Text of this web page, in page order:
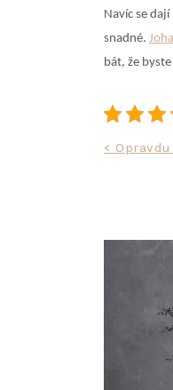
Navíc se
snadné.
bát, že
Navigace
<